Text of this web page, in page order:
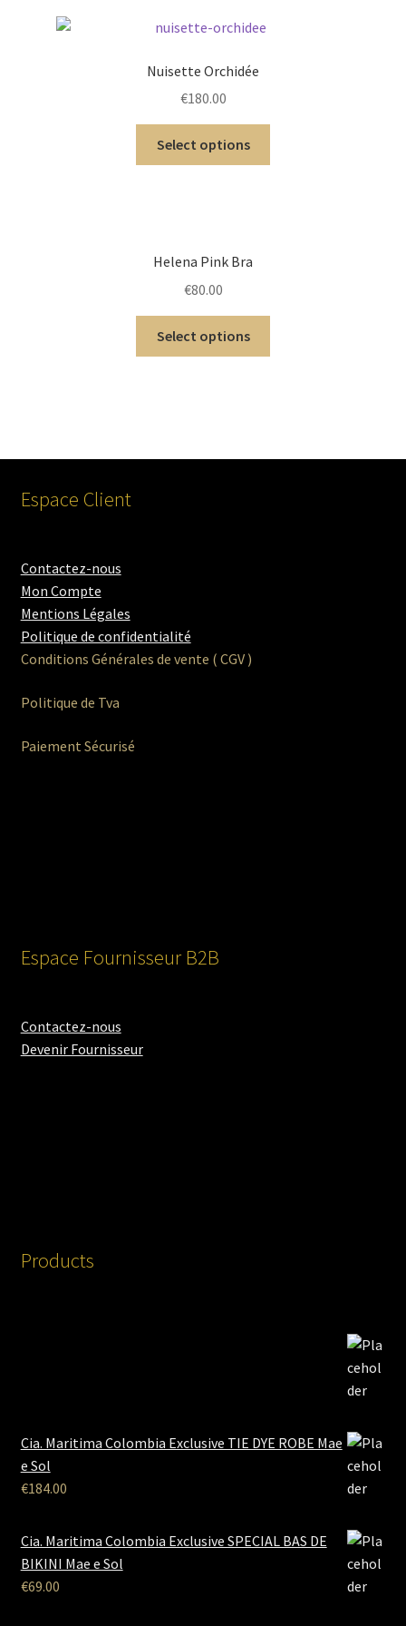
Nuisette Orchidée
€180.00
Select options
Helena Pink Bra
€80.00
Select options
Espace Client
Contactez-nous
Mon Compte
Mentions Légales
Politique de confidentialité
Conditions Générales de vente ( CGV )
Politique de Tva
Paiement Sécurisé
Espace Fournisseur B2B
Contactez-nous
Devenir Fournisseur
Products
Cia. Maritima Colombia Exclusive TIE DYE ROBE Mae
e Sol
€184.00
Cia. Maritima Colombia Exclusive SPECIAL BAS DE
BIKINI Mae e Sol
€69.00